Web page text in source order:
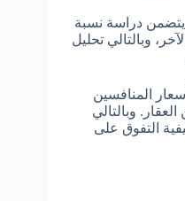
دراسة نسبة
وبالتالي تحليل
المنافسين
وبالتالي
التفوق على